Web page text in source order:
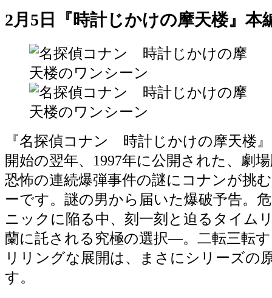
2月5日『時計じかけの摩天楼』本
『名探偵コナン 時計じかけの摩天楼
開始の翌年、1997年に公開された、劇
恐怖の連続爆弾事件の謎にコナンが挑
ーです。謎の男から届いた爆破予告。
ニックに陥る中、刻一刻と迫るタイム
蘭に託される究極の選択―。二転三転
リリングな展開は、まさにシリーズの
す。